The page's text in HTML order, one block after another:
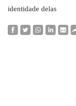
identidade delas